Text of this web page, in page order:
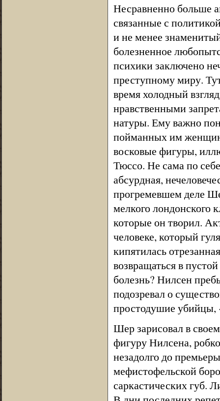
Несравненно больше
связанные с
и не менее
болезненное
психики заключено
преступному миру.
время холодный
нравственными
натуры. Ему важно
пойманных им
восковые фигуры,
Тюссо. Не сама по
абсурдная,
прогремевшем деле
мелкого лондонского
которые он творил.
человеке, который
кипятилась
возвращаться в
болезнь? Нилсен
подозревал о
простодушие убийцы,
Шер зарисовал в
фигуру Нилсена,
незадолго до
мефистофельской
саркастических губ.